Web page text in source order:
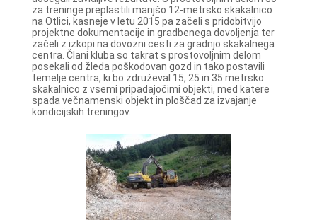
za treninge preplastili manjšo 12-metrsko skakalnico
na Otlici, kasneje v letu 2015 pa začeli s pridobitvijo
projektne dokumentacije in gradbenega dovoljenja ter
začeli z izkopi na dovozni cesti za gradnjo skakalnega
centra. Člani kluba so takrat s prostovoljnim delom
posekali od žleda poškodovan gozd in tako postavili
temelje centra, ki bo združeval 15, 25 in 35 metrsko
skakalnico z vsemi pripadajočimi objekti, med katere
spada večnamenski objekt in ploščad za izvajanje
kondicijskih treningov.